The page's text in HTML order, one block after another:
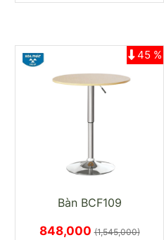
Bàn BCF109
45 %
848,000(1,545,000)